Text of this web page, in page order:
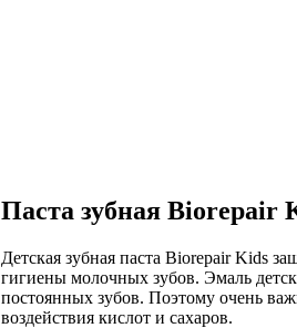
Паста зубная Biorepair
Детская зубная паста Biorepair Kids
гигиены молочных зубов. Эмаль
постоянных зубов. Поэтому очень
воздействия кислот и сахаров.